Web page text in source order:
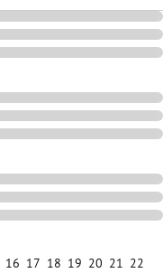
16 17 18 19 20 21 22